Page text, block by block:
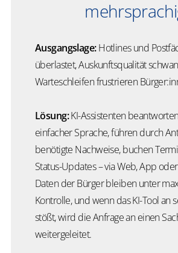
Ausgangslage:Hotlines und
überlastet, Auskunftsqualität
Warteschleifen frustrieren
Lösung:KI-Assistenten
einfacher Sprache, führen durch
benötigte Nachweise, buchen
Status-Updates – via Web, App
Daten der Bürger bleiben unter
Kontrolle, und wenn das KI-Tool an
stößt, wird die Anfrage an einen
weitergeleitet.